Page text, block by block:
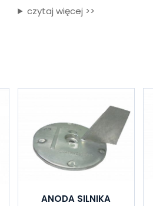
czytaj więcej >>
ANODA SILNIKA